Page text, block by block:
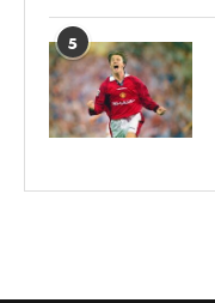
5